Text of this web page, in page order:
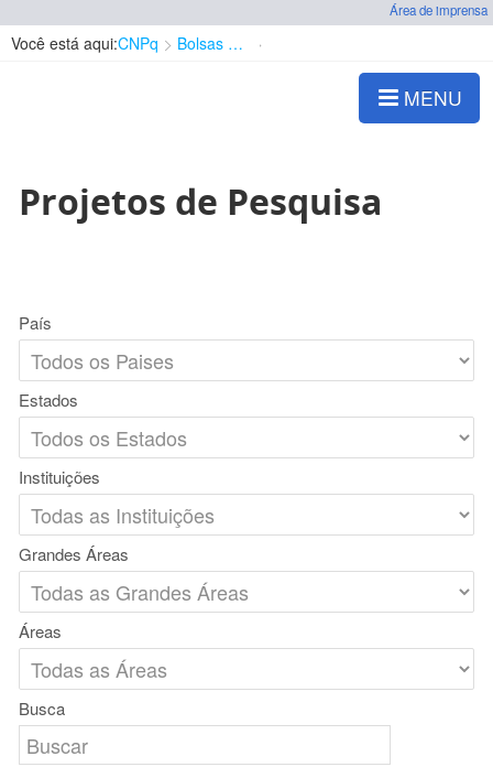
Área de imprensa
Você está aqui:CNPq Bolsas e Auxílios Vigentes
MENU
Projetos de Pesquisa
País
Estados
Instituições
Grandes Áreas
Áreas
Busca